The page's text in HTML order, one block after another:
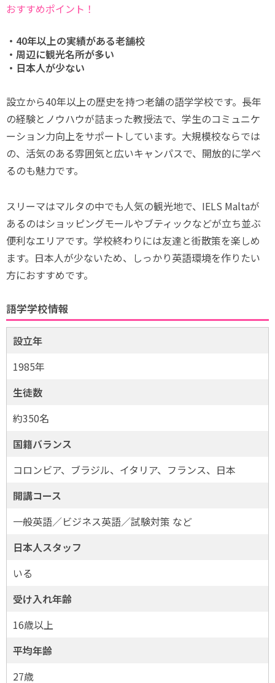
おすすめポイント！
・40年以上の実績がある老舗校
・周辺に観光名所が多い
・日本人が少ない
設立から40年以上の歴史を持つ老舗の語学学校です。長年
の経験とノウハウが詰まった教授法で、学生のコミュニケ
ーション力向上をサポートしています。大規模校ならでは
の、活気のある雰囲気と広いキャンパスで、開放的に学べ
るのも魅力です。
スリーマはマルタの中でも人気の観光地で、IELS Maltaが
あるのはショッピングモールやブティックなどが立ち並ぶ
便利なエリアです。学校終わりには友達と街散策を楽しめ
ます。日本人が少ないため、しっかり英語環境を作りたい
方におすすめです。
語学学校情報
設立年
1985年
生徒数
約350名
国籍バランス
コロンビア、ブラジル、イタリア、フランス、日本
開講コース
一般英語／ビジネス英語／試験対策 など
日本人スタッフ
いる
受け入れ年齢
16歳以上
平均年齢
27歳